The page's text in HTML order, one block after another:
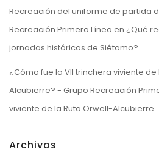
Recreación del uniforme de partida
Recreación Primera Línea en ¿Qué
jornadas históricas de Siétamo?
¿Cómo fue la VII trinchera viviente de
Alcubierre? - Grupo Recreación
viviente de la Ruta Orwell-Alcubierre
Archivos